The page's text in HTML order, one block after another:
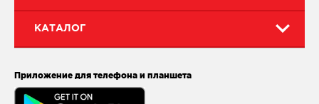
КАТАЛОГ
Приложение для телефона и планшета